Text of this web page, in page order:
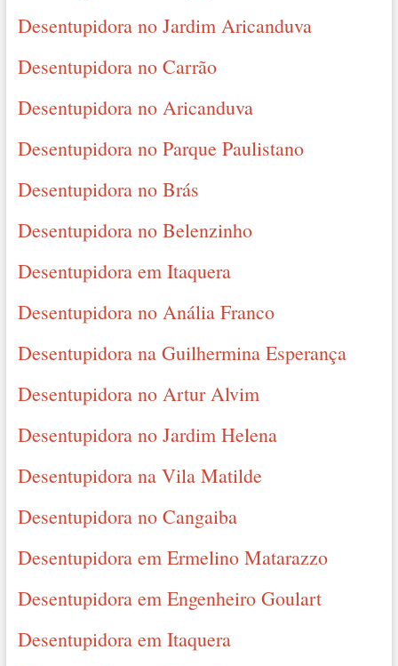
Desentupidora no Jardim Aricanduva
Desentupidora no Carrão
Desentupidora no Aricanduva
Desentupidora no Parque Paulistano
Desentupidora no Brás
Desentupidora no Belenzinho
Desentupidora em Itaquera
Desentupidora no Anália Franco
Desentupidora na Guilhermina Esperança
Desentupidora no Artur Alvim
Desentupidora no Jardim Helena
Desentupidora na Vila Matilde
Desentupidora no Cangaiba
Desentupidora em Ermelino Matarazzo
Desentupidora em Engenheiro Goulart
Desentupidora em Itaquera